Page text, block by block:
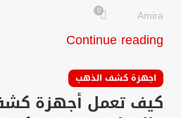
Amira
0
Continue reading
اجهزة كشف الذهب
كيف تعمل أجهزة